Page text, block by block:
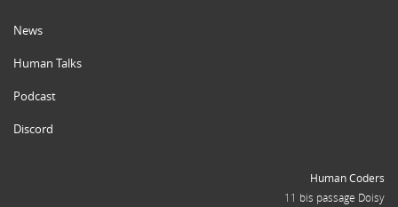
News
Human Talks
Podcast
Discord
Human Coders
11 bis passage Doisy